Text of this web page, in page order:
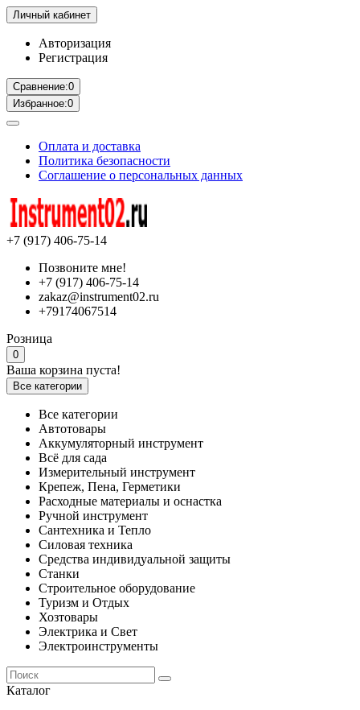
Личный кабинет
Авторизация
Регистрация
Сравнение:0
Избранное:0
Оплата и доставка
Политика безопасности
Соглашение о персональных данных
+7 (917) 406-75-14
Позвоните мне!
+7 (917) 406-75-14
zakaz@instrument02.ru
+79174067514
Розница
0
Ваша корзина пуста!
Все категории
Все категории
Автотовары
Аккумуляторный инструмент
Всё для сада
Измерительный инструмент
Крепеж, Пена, Герметики
Расходные материалы и оснастка
Ручной инструмент
Сантехника и Тепло
Силовая техника
Средства индивидуальной защиты
Станки
Строительное оборудование
Туризм и Отдых
Хозтовары
Электрика и Свет
Электроинструменты
Каталог